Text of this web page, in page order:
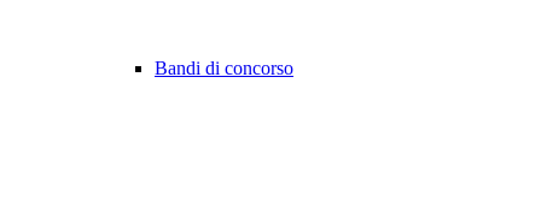
Bandi di concorso